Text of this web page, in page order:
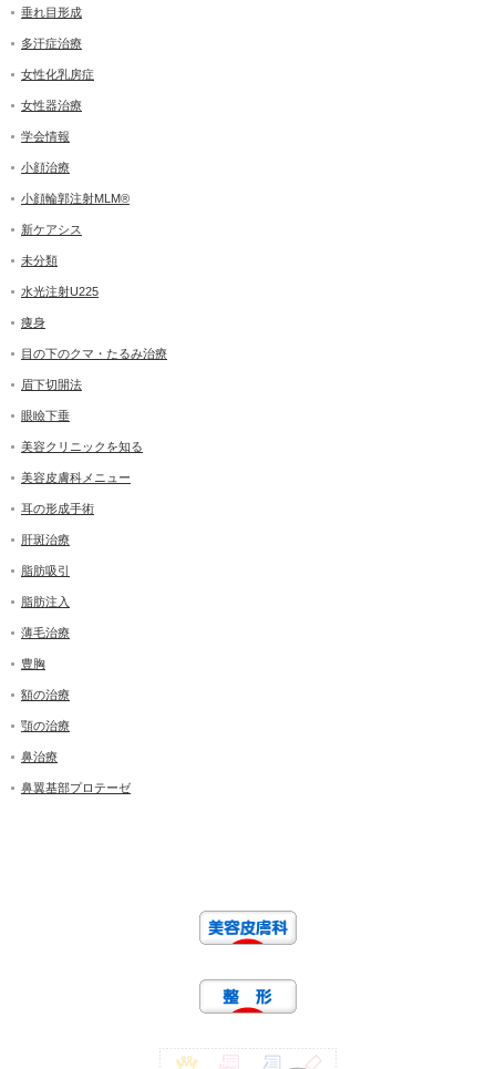
垂れ目形成
多汗症治療
女性化乳房症
女性器治療
学会情報
小顔治療
小顔輪郭注射MLM®
新ケアシス
未分類
水光注射U225
痩身
目の下のクマ・たるみ治療
眉下切開法
眼瞼下垂
美容クリニックを知る
美容皮膚科メニュー
耳の形成手術
肝斑治療
脂肪吸引
脂肪注入
薄毛治療
豊胸
額の治療
顎の治療
鼻治療
鼻翼基部プロテーゼ